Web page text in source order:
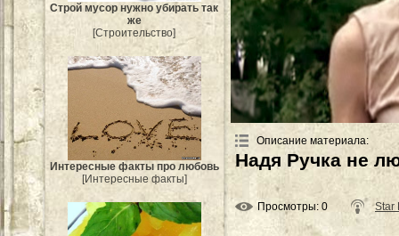
Строй мусор нужно убирать так
же
[Строительство]
Интересные факты про любовь
[Интересные факты]
Описание материала:
Надя Ручка не
Просмотры: 0 Star